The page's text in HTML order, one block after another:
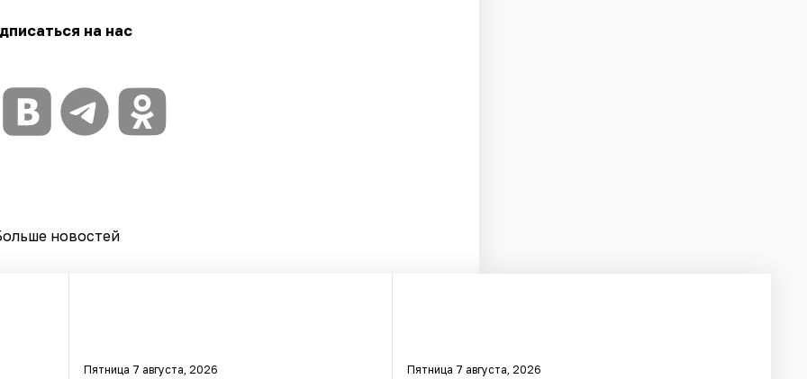
на нас
новостей
Пятница 7 августа, 2026 Пятница 7 августа, 2026